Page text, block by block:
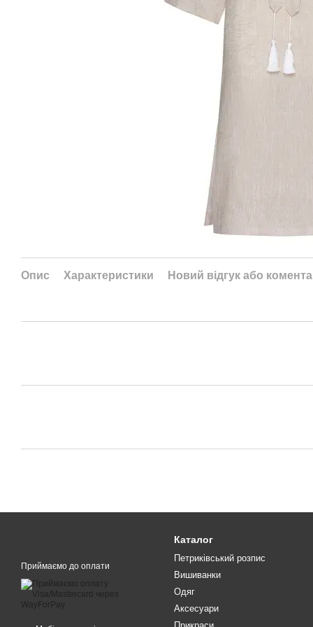
Опис Характеристики Новий відгук або
Приймаємо до оплати
Каталог
Петриківський розпис
Вишиванки
Одяг
Аксесуари